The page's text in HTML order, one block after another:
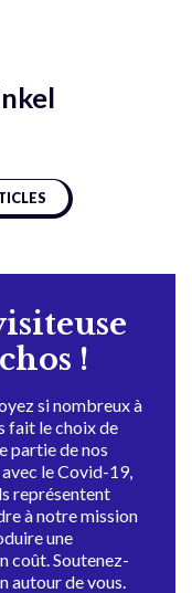
!
si nombreux à
fait le choix de
partie de nos
le Covid-19,
représentent
à notre mission
une
coût. Soutenez-
autour de vous.